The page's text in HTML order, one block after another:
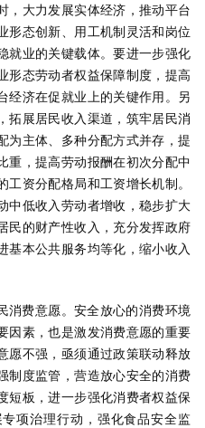
，大力发展实体经济，推动平台
形态创新、用工机制灵活和岗位
就业的关键载体。要进一步强化
形态劳动者权益保障制度，提高
经济在促就业上的关键作用。另
拓展居民收入渠道，筑牢居民消
为主体、多种分配方式并存，提
重，提高劳动报酬在初次分配中
资分配格局和工资增长机制。
中低收入劳动者增收，稳步扩大
民的财产性收入，充分发挥政府
基本公共服务均等化，缩小收入
消费意愿。安全放心的消费环境
因素，也是激发消费意愿的重要
愿不强，亟须通过政策联动释放
制度监管，营造放心安全的消费
短板，进一步强化消费者权益保
项治理行动，强化食品安全监